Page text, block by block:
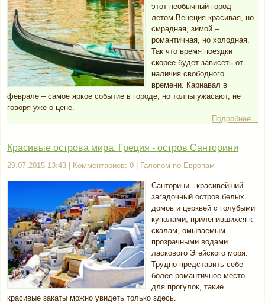
этот необычный город -
летом Венеция красивая, но
смрадная, зимой –
романтичная, но холодная.
Так что время поездки
скорее будет зависеть от
наличия свободного
времени. Карнавал в
феврале – самое яркое событие в городе, но толпы ужасают, не
говоря уже о цене.
Подробнее...
Красивые острова мира. Греция - остров Санторини
29.07.2015 13:43 | Комментариев: 0 | Галопом по Европам
Санторини - красивейший
загадочный остров белых
домов и церквей с голубыми
куполами, прилепившихся к
скалам, омываемым
прозрачными водами
ласкового Эгейского моря.
Трудно представить себе
более романтичное место
для прогулок, такие
красивые закаты можно увидеть только здесь.